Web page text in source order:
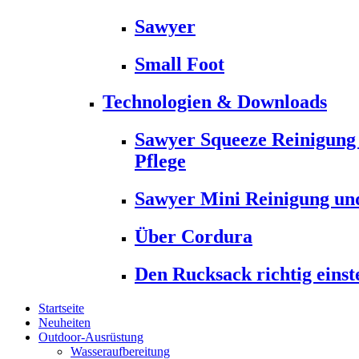
Sawyer
Small Foot
Technologien & Downloads
Sawyer Squeeze
Pflege
Sawyer Mini Reinigung
Über Cordura
Den Rucksack richtig
Startseite
Neuheiten
Outdoor-Ausrüstung
Wasseraufbereitung